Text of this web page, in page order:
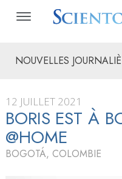
NOUVELLES
12 JUILLET 2021
BORIS EST À
@HOME
BOGOTÁ, COLOMBIE